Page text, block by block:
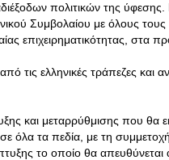
πολιτικών της
Συμβολαίου με όλους τους
επιχειρηματικότητας, στα
τις ελληνικές τράπεζες και
και μεταρρύθμισης που θα
όλα τα πεδία, με τη
το οποίο θα απευθύνεται